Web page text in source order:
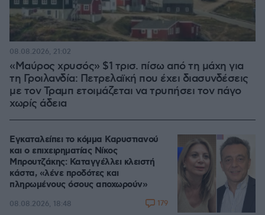
«Μαύρος χρυσός» $1 τρισ. πίσω από τη μάχη για
τη Γροιλανδία: Πετρελαϊκή που έχει διασυνδέσεις
με τον Τραμπ ετοιμάζεται να τρυπήσει τον πάγο
χωρίς άδεια
08.08.2026, 21:02
Εγκαταλείπει το κόμμα Καρυστιανού
και ο επιχειρηματίας Νίκος
Μπρουτζάκης: Καταγγέλλει κλειστή
κάστα, «λένε προδότες και
πληρωμένους όσους αποχωρούν»
08.08.2026, 18:48 179